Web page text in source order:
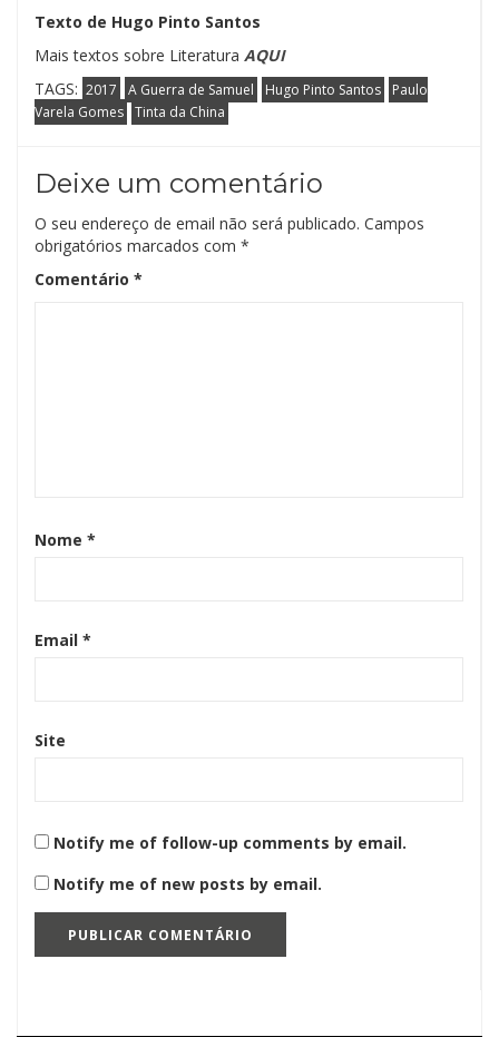
Texto de Hugo Pinto Santos
Mais textos sobre Literatura AQUI
TAGS: 2017 A Guerra de Samuel Hugo Pinto Santos
Paulo
Varela Gomes Tinta da China
Deixe um comentário
O seu endereço de email não será publicado. Campos
obrigatórios marcados com *
Comentário *
Nome *
Email *
Site
Notify me of follow-up comments by email.
Notify me of new posts by email.